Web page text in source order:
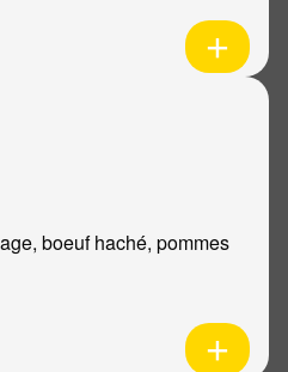
boeuf haché, pommes